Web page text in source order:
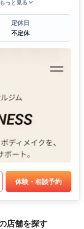
もっと見る
定休日
不定休
体験・相談予約
店舗を探す